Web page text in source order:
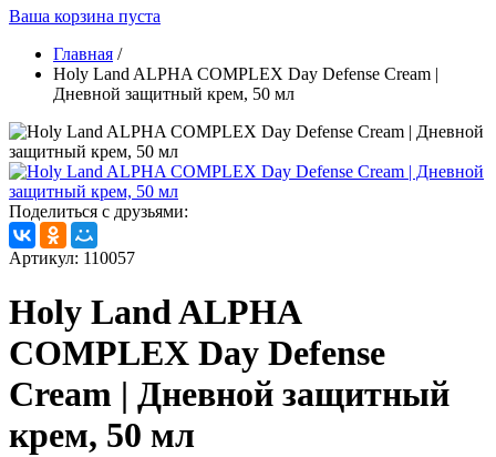
Ваша корзина пуста
Главная /
Holy Land ALPHA COMPLEX Day Defense Cream |
Дневной защитный крем, 50 мл
Поделиться с друзьями:
Артикул: 110057
Holy Land ALPHA
COMPLEX Day Defense
Cream | Дневной защитный
крем, 50 мл